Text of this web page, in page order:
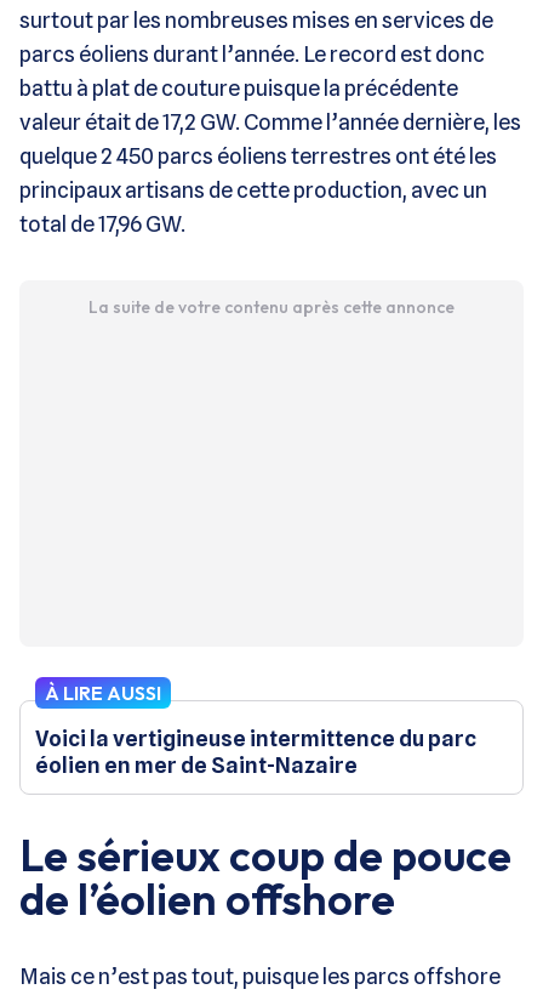
surtout par les nombreuses mises en services de
parcs éoliens durant l’année. Le record est donc
battu à plat de couture puisque la précédente
valeur était de 17,2 GW. Comme l’année dernière, les
quelque 2 450 parcs éoliens terrestres ont été les
principaux artisans de cette production, avec un
total de 17,96 GW.
La suite de votre contenu après cette annonce
À LIRE AUSSI
Voici la vertigineuse intermittence du parc
éolien en mer de Saint-Nazaire
Le sérieux coup de pouce
de l’éolien offshore
Mais ce n’est pas tout, puisque les parcs offshore